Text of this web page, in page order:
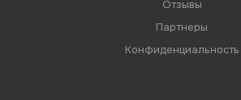
Отзывы
Партнеры
Конфиденциальность